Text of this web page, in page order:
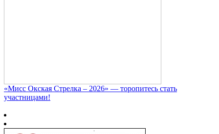
«Мисс Окская Стрелка – 2026» — торопитесь стать
участницами!